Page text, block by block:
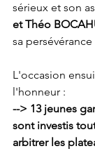
sérieux et son
et Théo
sa
L'occasion
l'honneur :
--> 13 jeunes
sont investis
arbitrer les